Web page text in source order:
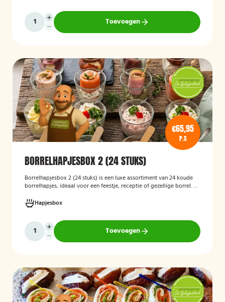
Toevoegen
€65,95
P.S
BORRELHAPJESBOX 2 (24 STUKS)
Borrelhapjesbox 2 (24 stuks) is een luxe assortiment van 24 koude
borrelhapjes, ideaal voor een feestje, receptie of gezellige borrel. De
klaar worden geleverd, zodat u uw gasten eenvoudig kunt trakteren
op een smaakvolle en feestelijke borrelervaring.
Hapjesbox
Toevoegen